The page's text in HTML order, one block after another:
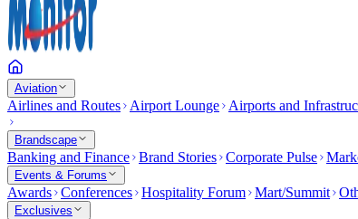
Aviation
Airlines and Routes Airport Lounge Airports and
Brandscape
Banking and Finance Brand Stories Corporate Pulse
Events & Forums
Awards Conferences Hospitality Forum Mart/Summit
Exclusives